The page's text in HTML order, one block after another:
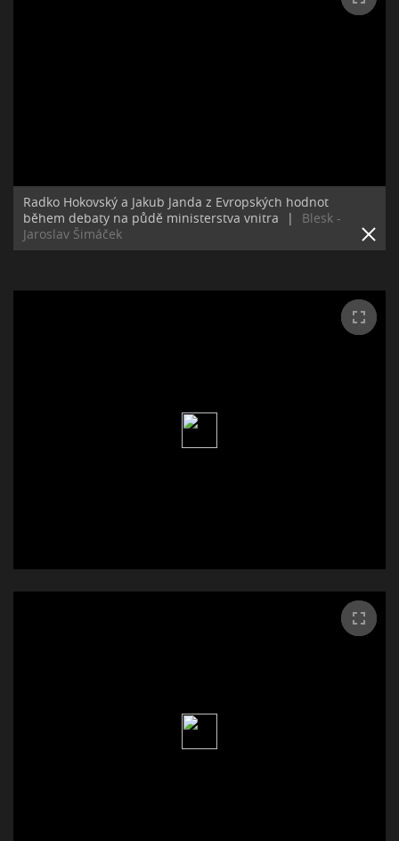
Radko Hokovský a Jakub Janda z Evropských hodnot
během debaty na půdě ministerstva vnitra
|
Blesk -
Jaroslav Šimáček